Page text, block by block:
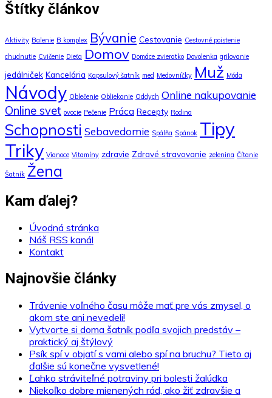
Štítky článkov
Aktivity Balenie B komplex Bývanie Cestovanie Cestovné poistenie
chudnutie Cvičenie Dieťa Domov Domáce zvieratko Dovolenka grilovanie
jedálniček Kancelária Kapsulový šatník med Medovníčky Muž Móda
Návody Oblečenie Obliekanie Oddych Online nakupovanie
Online svet ovocie Pečenie Práca Recepty Rodina
Schopnosti Sebavedomie Spálňa Spánok Tipy
Triky Vianoce Vitamíny zdravie Zdravé stravovanie zelenina Čítanie
Šatník Žena
Kam ďalej?
Úvodná stránka
Náš RSS kanál
Kontakt
Najnovšie články
Trávenie voľného času môže mať pre vás zmysel, o
akom ste ani nevedeli!
Vytvorte si doma šatník podľa svojich predstáv –
praktický aj štýlový
Psík spí v objatí s vami alebo spí na bruchu? Tieto aj
ďalšie sú konečne vysvetlené!
Ľahko stráviteľné potraviny pri bolesti žalúdka
Niekoľko dobre mienených rád, ako žiť zdravšie a